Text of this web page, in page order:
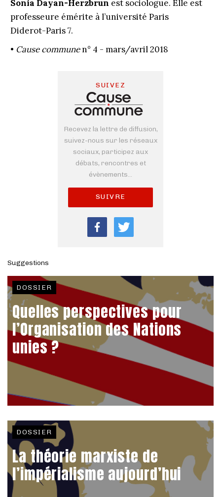
Sonia Dayan-Herzbrun est sociologue. Elle est
professeure émérite à l’université Paris
Diderot-Paris 7.
• Cause communen° 4 - mars/avril 2018
SUIVEZ
Recevez la lettre de diffusion,
suivez-nous sur les réseaux
sociaux, participez aux
débats, rencontres et
évènements...
SUIVRE
Suggestions
DOSSIER
Quelles perspectives pour
l’Organisation des Nations
unies ?
DOSSIER
La théorie marxiste de
l’impérialisme aujourd’hui